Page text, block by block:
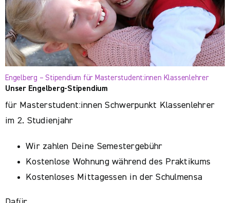
Engelberg – Stipendium für Masterstudent:innen Klassenlehrer
Unser Engelberg-Stipendium
für Masterstudent:innen Schwerpunkt Klassenlehrer
im 2. Studienjahr
Wir zahlen Deine Semestergebühr
Kostenlose Wohnung während des Praktikums
Kostenloses Mittagessen in der Schulmensa